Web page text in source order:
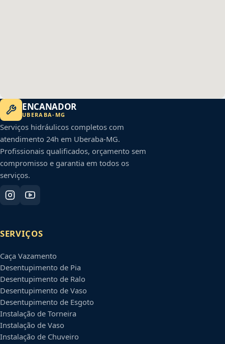
ENCANADOR
UBERABA- MG
Serviços hidráulicos completos com
atendimento 24h em Uberaba-MG.
Profissionais qualificados, orçamento sem
compromisso e garantia em todos os
serviços.
SERVIÇOS
Caça Vazamento
Desentupimento de Pia
Desentupimento de Ralo
Desentupimento de Vaso
Desentupimento de Esgoto
Instalação de Torneira
Instalação de Vaso
Instalação de Chuveiro